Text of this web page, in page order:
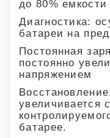
до 80% емкости
Диагностика:
батареи на
Постоянная
постоянно
напряжением
увеличивается
батарее.